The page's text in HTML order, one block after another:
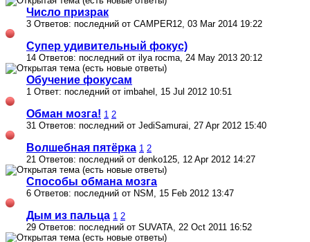
Число призрак
3 Ответов: последний от CAMPER12, 03 Mar 2014 19:22
Супер удивительный фокус)
14 Ответов: последний от ilya rocma, 24 May 2013 20:12
Обучение фокусам
1 Ответ: последний от imbahel, 15 Jul 2012 10:51
Обман мозга! 1 2
31 Ответов: последний от JediSamurai, 27 Apr 2012 15:40
Волшебная пятёрка 1 2
21 Ответов: последний от denko125, 12 Apr 2012 14:27
Способы обмана мозга
6 Ответов: последний от NSM, 15 Feb 2012 13:47
Дым из пальца 1 2
29 Ответов: последний от SUVATA, 22 Oct 2011 16:52